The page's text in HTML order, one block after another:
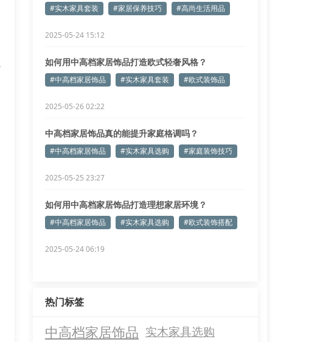
#实木家具套装 #家居保养技巧 #高尚生活用品
2025-05-24 15:12
如何用中高档家居饰品打造欧式轻奢风格？
#中高档家居饰品 #实木家具套装 #欧式装饰品
2025-05-26 02:22
中高档家居饰品真的能提升家庭格调吗？
#中高档家居饰品 #实木家具选购 #家庭装饰技巧
2025-05-25 23:27
如何用中高档家居饰品打造理想家居环境？
#中高档家居饰品 #实木家具选购 #欧式装饰搭配
2025-05-24 06:19
热门标签
中高档家居饰品 实木家具选购